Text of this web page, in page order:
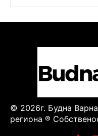
© 2026г. Будна
региона ®